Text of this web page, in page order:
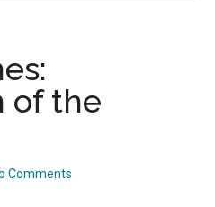
of the
Comments